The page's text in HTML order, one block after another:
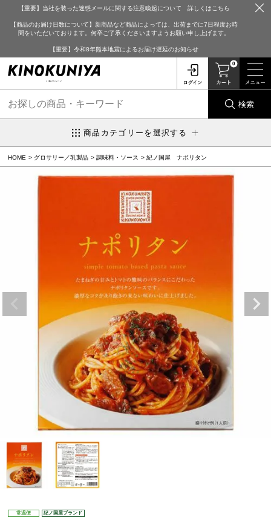
【重要】当社を装った迷惑メールに関する注意喚起について 詳しくはこちら
【商品のお届け日数について】新商品など商品によっては、出荷までに7日程度お時
間をいただいております。何卒ご了承くださいますようお願い申し上げます。
【重要】令和8年熊本地震によるお届け遅延のお知らせ
0
検索
商品カテゴリーを選択する
HOME グロサリー／乳製品 調味料・ソース 紀ノ国屋 ナポリタン
常温便 紀ノ国屋ブランド